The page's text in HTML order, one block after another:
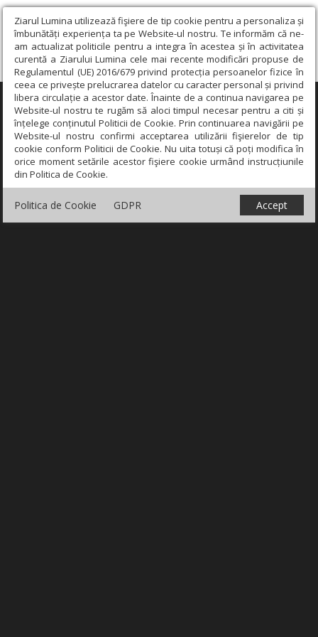
Ziarul Lumina utilizează fişiere de tip cookie pentru a personaliza și
îmbunătăți experiența ta pe Website-ul nostru. Te informăm că ne-
am actualizat politicile pentru a integra în acestea și în activitatea
curentă a Ziarului Lumina cele mai recente modificări propuse de
Regulamentul (UE) 2016/679 privind protecția persoanelor fizice în
ceea ce privește prelucrarea datelor cu caracter personal și privind
libera circulație a acestor date. Înainte de a continua navigarea pe
Website-ul nostru te rugăm să aloci timpul necesar pentru a citi și
înțelege conținutul Politicii de Cookie. Prin continuarea navigării pe
Website-ul nostru confirmi acceptarea utilizării fişierelor de tip
cookie conform Politicii de Cookie. Nu uita totuși că poți modifica în
orice moment setările acestor fişiere cookie urmând instrucțiunile
din Politica de Cookie.
Politica de Cookie GDPR Accept
×